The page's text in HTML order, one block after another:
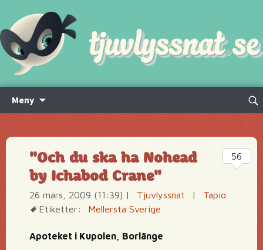
Meny
innehåll
Sök
"Och du ska ha Nohead
by Ichabod Crane"
26 mars, 2009 (11:39) | Tjuvlyssnat |
Tapio
Etiketter:
Mellersta Sverige
Apoteket i Kupolen, Borlänge
56